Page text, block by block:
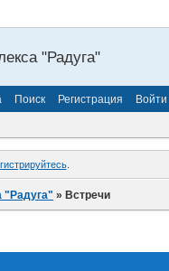
"Радуга"
Поиск Регистрация Войти
.
"Радуга" »Встречи